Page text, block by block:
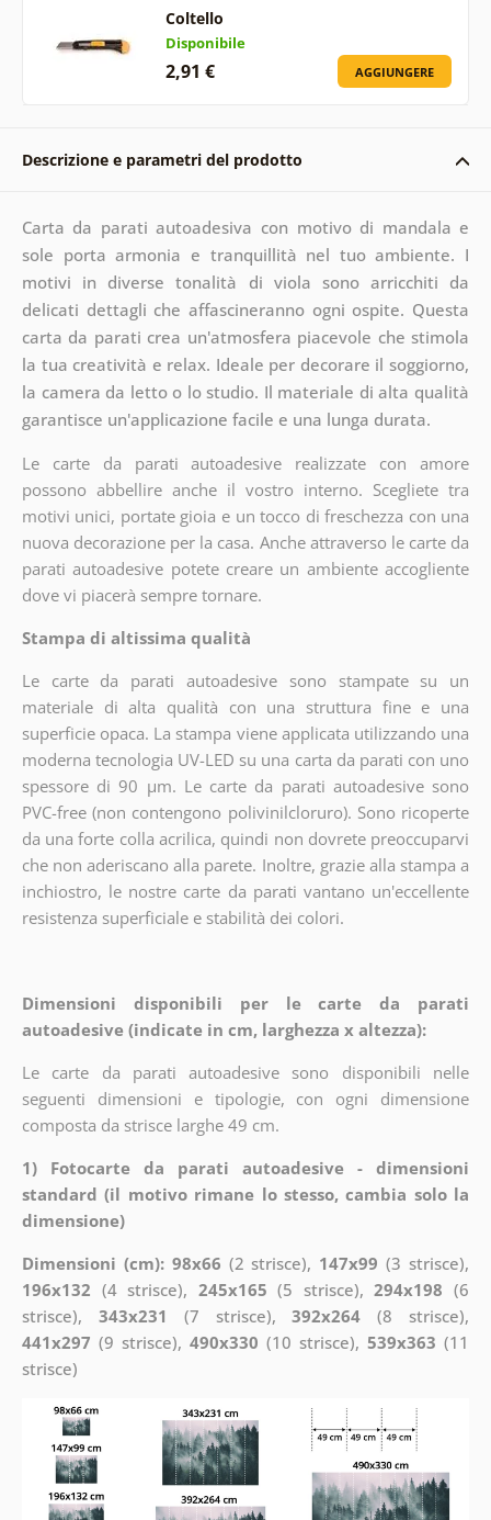
Coltello
Disponibile
2,91 € AGGIUNGERE
Descrizione e parametri del prodotto
Carta da parati autoadesiva con motivo di mandala e
sole porta armonia e tranquillità nel tuo ambiente. I
motivi in diverse tonalità di viola sono arricchiti da
delicati dettagli che affascineranno ogni ospite. Questa
carta da parati crea un'atmosfera piacevole che stimola
la tua creatività e relax. Ideale per decorare il soggiorno,
la camera da letto o lo studio. Il materiale di alta qualità
garantisce un'applicazione facile e una lunga durata.
Le carte da parati autoadesive realizzate con amore
possono abbellire anche il vostro interno. Scegliete tra
motivi unici, portate gioia e un tocco di freschezza con una
nuova decorazione per la casa. Anche attraverso le carte da
parati autoadesive potete creare un ambiente accogliente
dove vi piacerà sempre tornare.
Stampa di altissima qualità
Le carte da parati autoadesive sono stampate su un
materiale di alta qualità con una struttura fine e una
superficie opaca. La stampa viene applicata utilizzando una
moderna tecnologia UV-LED su una carta da parati con uno
spessore di 90 µm. Le carte da parati autoadesive sono
PVC-free (non contengono polivinilcloruro). Sono ricoperte
da una forte colla acrilica, quindi non dovrete preoccuparvi
che non aderiscano alla parete. Inoltre, grazie alla stampa a
inchiostro, le nostre carte da parati vantano un'eccellente
resistenza superficiale e stabilità dei colori.
Dimensioni disponibili per le carte da parati
autoadesive (indicate in cm, larghezza x altezza):
Le carte da parati autoadesive sono disponibili nelle
seguenti dimensioni e tipologie, con ogni dimensione
composta da strisce larghe 49 cm.
1) Fotocarte da parati autoadesive - dimensioni
standard (il motivo rimane lo stesso, cambia solo la
dimensione)
Dimensioni (cm): 98x66 (2 strisce), 147x99 (3 strisce),
196x132 (4 strisce), 245x165 (5 strisce),294x198 (6
strisce), 343x231 (7 strisce),392x264 (8 strisce),
441x297 (9 strisce), 490x330 (10 strisce),539x363 (11
strisce)